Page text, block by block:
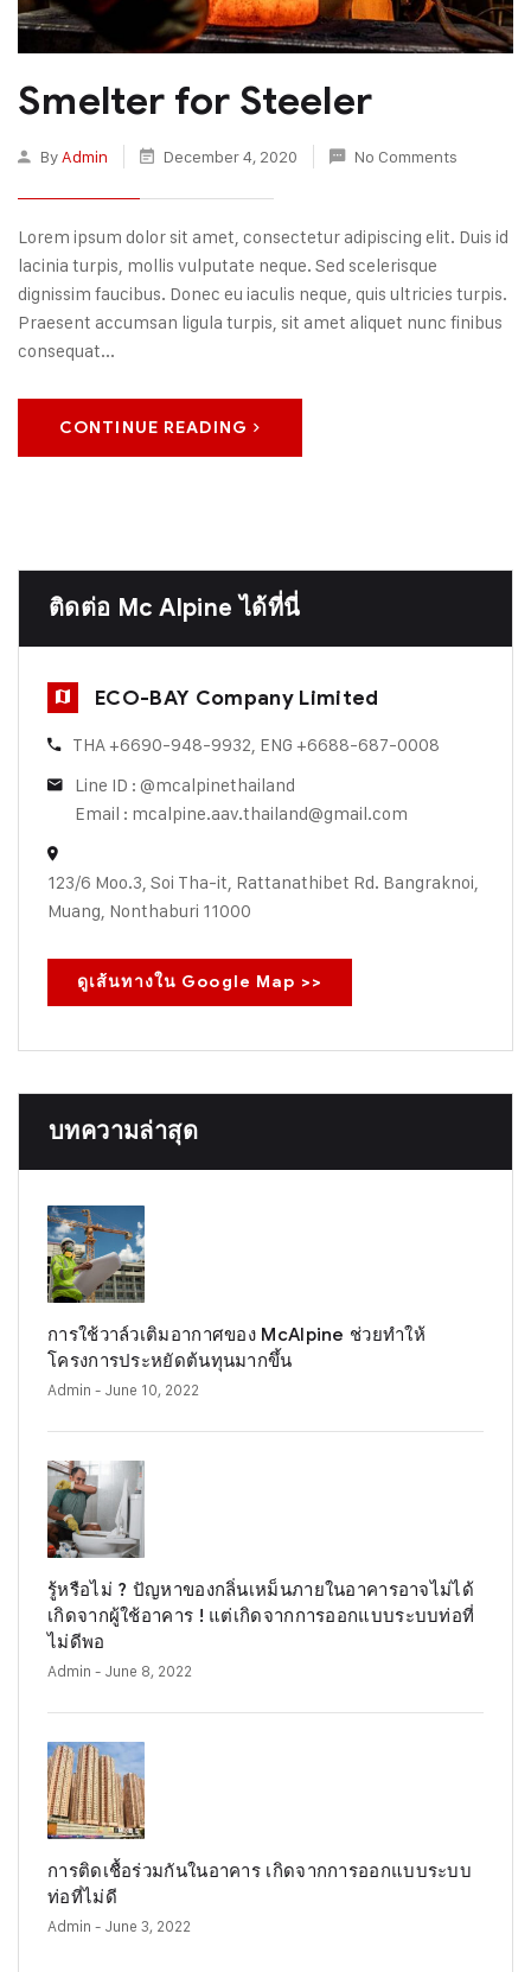
Smelter for Steeler
By Admin December 4, 2020 No Comments
Lorem ipsum dolor sit amet, consectetur adipiscing elit. Duis id
lacinia turpis, mollis vulputate neque. Sed scelerisque
dignissim faucibus. Donec eu iaculis neque, quis ultricies turpis.
Praesent accumsan ligula turpis, sit amet aliquet nunc finibus
consequat...
CONTINUE READING
ติดต่อ Mc Alpine ได้ที่นี่
ECO-BAY Company Limited
THA +6690-948-9932, ENG +6688-687-0008
Line ID : @mcalpinethailand
Email : mcalpine.aav.thailand@gmail.com
123/6 Moo.3, Soi Tha-it, Rattanathibet Rd. Bangraknoi,
Muang, Nonthaburi 11000
ดูเส้นทางใน Google Map >>
บทความล่าสุด
การใช้วาล์วเติมอากาศของ McAlpine ช่วยทำให้
โครงการประหยัดต้นทุนมากขึ้น
Admin - June 10, 2022
รู้หรือไม่ ? ปัญหาของกลิ่นเหม็นภายในอาคารอาจไม่ได้
เกิดจากผู้ใช้อาคาร ! แต่เกิดจากการออกแบบระบบท่อที่
ไม่ดีพอ
Admin - June 8, 2022
การติดเชื้อร่วมกันในอาคาร เกิดจากการออกแบบระบบ
ท่อที่ไม่ดี
Admin - June 3, 2022